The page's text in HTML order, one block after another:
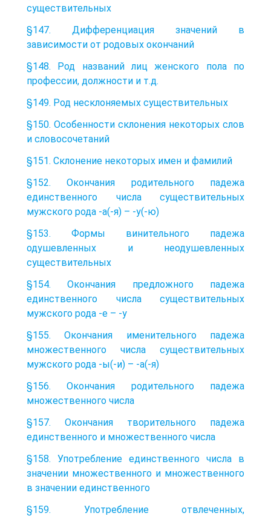
существительных
§147. Дифференциация значений в
зависимости от родовых окончаний
§148. Род названий лиц женского пола по
профессии, должности и т.д.
§149. Род несклоняемых существительных
§150. Особенности склонения некоторых слов
и словосочетаний
§151. Склонение некоторых имен и фамилий
§152. Окончания родительного падежа
единственного числа существительных
мужского рода -а(-я) – -у(-ю)
§153. Формы винительного падежа
одушевленных и неодушевленных
существительных
§154. Окончания предложного падежа
единственного числа существительных
мужского рода -е – -у
§155. Окончания именительного падежа
множественного числа существительных
мужского рода -ы(-и) – -а(-я)
§156. Окончания родительного падежа
множественного числа
§157. Окончания творительного падежа
единственного и множественного числа
§158. Употребление единственного числа в
значении множественного и множественного
в значении единственного
§159. Употребление отвлеченных,